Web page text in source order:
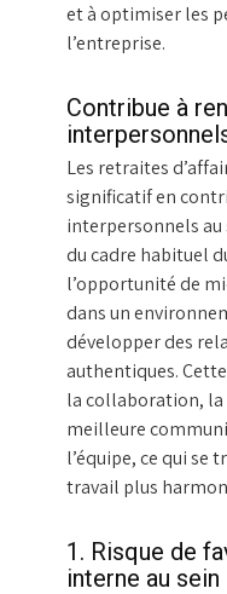
et à optimiser les
l’entreprise.
Contribue à
Les retraites
significatif en
interpersonnels au
du cadre habituel
l’opportunité de
dans un
développer des
authentiques.
la collaboration, la
meilleure
l’équipe, ce qui se
travail plus
1. Risque de
interne au